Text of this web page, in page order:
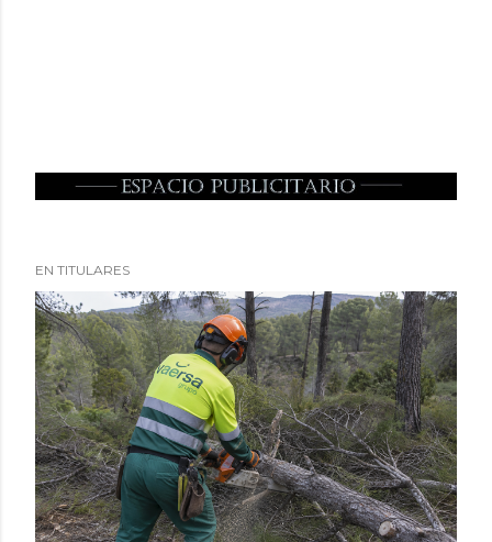
EN TITULARES